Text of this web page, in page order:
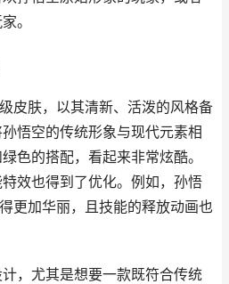
。
皮肤，以其清新、活泼的风格备
悟空的传统形象与现代元素相
色的搭配，看起来非常炫酷。
效也得到了优化。例如，孙悟
更加华丽，且技能的释放动画也
，尤其是想要一款既符合传统